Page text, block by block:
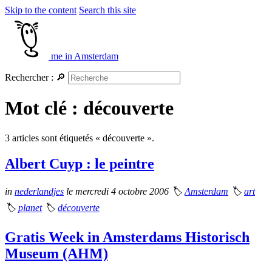
Skip to the content Search this site
me in Amsterdam
Rechercher : 🔎
Mot clé : découverte
3 articles sont étiquetés « découverte ».
Albert Cuyp : le peintre
in nederlandjes le mercredi 4 octobre 2006 🏷 Amsterdam 🏷 art
🏷 planet 🏷 découverte
Gratis Week in Amsterdams Historisch
Museum (AHM)